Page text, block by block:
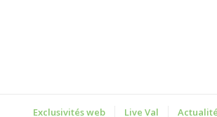
Exclusivités web Live Val Actualité